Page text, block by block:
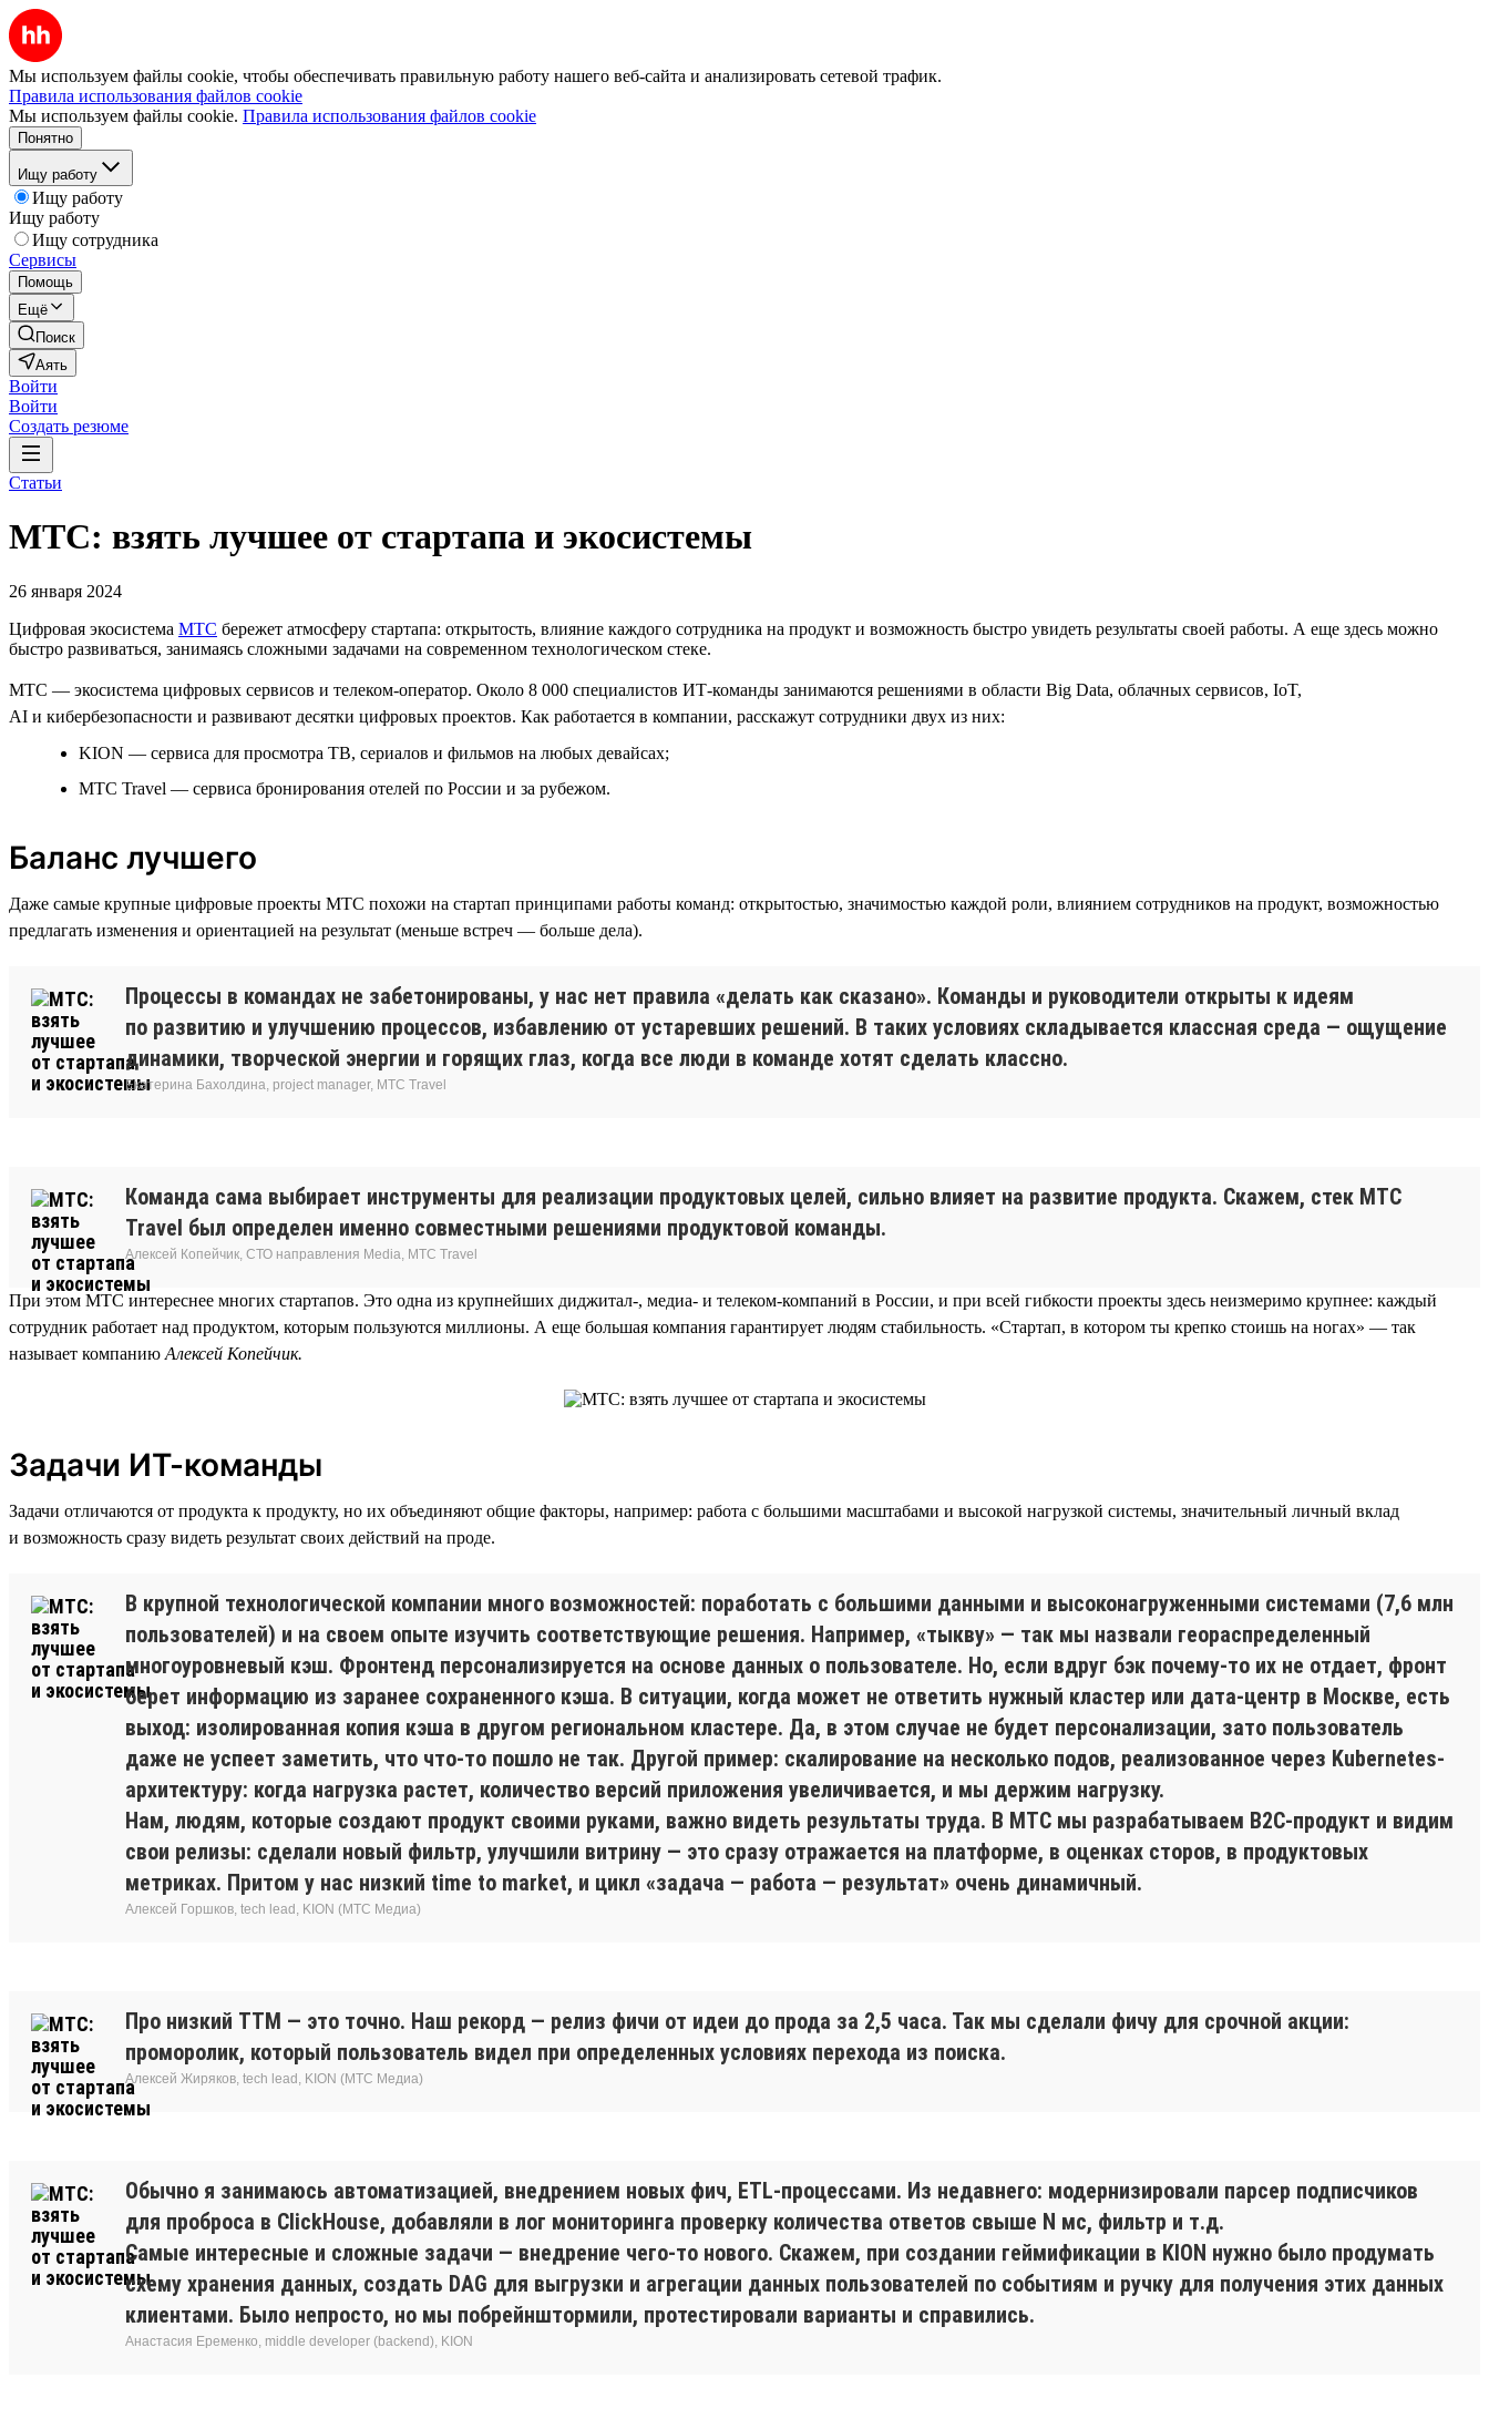
Мы используем файлы cookie, чтобы обеспечивать правильную работу нашего веб-сайта и анализировать сетевой трафик.
Правила использования файлов cookie
Мы используем файлы cookie. Правила использования файлов cookie
Понятно
Ищу работу
Ищу работу
Ищу работу
Ищу сотрудника
Сервисы
Помощь
Ещё
Поиск
Аять
Войти
Войти
Создать резюме
Статьи
МТС: взять лучшее от стартапа и экосистемы
26 января 2024
Цифровая экосистема МТС бережет атмосферу стартапа: открытость, влияние каждого сотрудника на продукт и возможность быстро увидеть результаты своей работы. А еще здесь можно
быстро развиваться, занимаясь сложными задачами на современном технологическом стеке.
МТС — экосистема цифровых сервисов и телеком-оператор. Около 8 000 специалистов ИТ-команды занимаются решениями в области Big Data, облачных сервисов, IoT,
AI и кибербезопасности и развивают десятки цифровых проектов. Как работается в компании, расскажут сотрудники двух из них:
KION — сервиса для просмотра ТВ, сериалов и фильмов на любых девайсах;
МТС Travel — сервиса бронирования отелей по России и за рубежом.
Баланс лучшего
Даже самые крупные цифровые проекты МТС похожи на стартап принципами работы команд: открытостью, значимостью каждой роли, влиянием сотрудников на продукт, возможностью
предлагать изменения и ориентацией на результат (меньше встреч — больше дела).
Процессы в командах не забетонированы, у нас нет правила «делать как сказано». Команды и руководители открыты к идеям
по развитию и улучшению процессов, избавлению от устаревших решений. В таких условиях складывается классная среда — ощущение
динамики, творческой энергии и горящих глаз, когда все люди в команде хотят сделать классно.
Екатерина Бахолдина, project manager, МТС Travel
Команда сама выбирает инструменты для реализации продуктовых целей, сильно влияет на развитие продукта. Скажем, стек МТС
Travel был определен именно совместными решениями продуктовой команды.
Алексей Копейчик, СТО направления Media, МТС Travel
При этом МТС интереснее многих стартапов. Это одна из крупнейших диджитал-, медиа- и телеком-компаний в России, и при всей гибкости проекты здесь неизмеримо крупнее: каждый
сотрудник работает над продуктом, которым пользуются миллионы. А еще большая компания гарантирует людям стабильность. «Стартап, в котором ты крепко стоишь на ногах» — так
называет компанию Алексей Копейчик.
Задачи ИТ-команды
Задачи отличаются от продукта к продукту, но их объединяют общие факторы, например: работа с большими масштабами и высокой нагрузкой системы, значительный личный вклад
и возможность сразу видеть результат своих действий на проде.
В крупной технологической компании много возможностей: поработать с большими данными и высоконагруженными системами (7,6 млн
пользователей) и на своем опыте изучить соответствующие решения. Например, «тыкву» — так мы назвали геораспределенный
многоуровневый кэш. Фронтенд персонализируется на основе данных о пользователе. Но, если вдруг бэк почему-то их не отдает, фронт
берет информацию из заранее сохраненного кэша. В ситуации, когда может не ответить нужный кластер или дата-центр в Москве, есть
выход: изолированная копия кэша в другом региональном кластере. Да, в этом случае не будет персонализации, зато пользователь
даже не успеет заметить, что что-то пошло не так. Другой пример: скалирование на несколько подов, реализованное через Kubernetes-
архитектуру: когда нагрузка растет, количество версий приложения увеличивается, и мы держим нагрузку.
Нам, людям, которые создают продукт своими руками, важно видеть результаты труда. В МТС мы разрабатываем B2C-продукт и видим
свои релизы: сделали новый фильтр, улучшили витрину — это сразу отражается на платформе, в оценках сторов, в продуктовых
метриках. Притом у нас низкий time to market, и цикл «задача — работа — результат» очень динамичный.
Алексей Горшков, tech lead, KION (МТС Медиа)
Про низкий TTM — это точно. Наш рекорд — релиз фичи от идеи до прода за 2,5 часа. Так мы сделали фичу для срочной акции:
проморолик, который пользователь видел при определенных условиях перехода из поиска.
Алексей Жиряков, tech lead, KION (МТС Медиа)
Обычно я занимаюсь автоматизацией, внедрением новых фич, ETL-процессами. Из недавнего: модернизировали парсер подписчиков
для проброса в ClickHouse, добавляли в лог мониторинга проверку количества ответов свыше N мс, фильтр и т.д.
Самые интересные и сложные задачи — внедрение чего-то нового. Скажем, при создании геймификации в KION нужно было продумать
схему хранения данных, создать DAG для выгрузки и агрегации данных пользователей по событиям и ручку для получения этих данных
клиентами. Было непросто, но мы побрейнштормили, протестировали варианты и справились.
Анастасия Еременко, middle developer (backend), KION